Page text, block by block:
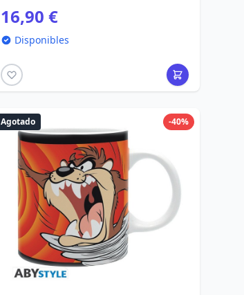
16,90 €
Disponibles
-40%
Agotado